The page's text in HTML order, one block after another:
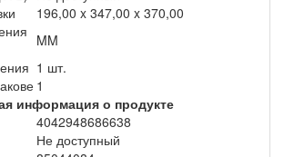
196,00 x 347,00 x 370,00
MM
1 шт.
1
информация о продукте
4042948686638
Не доступный